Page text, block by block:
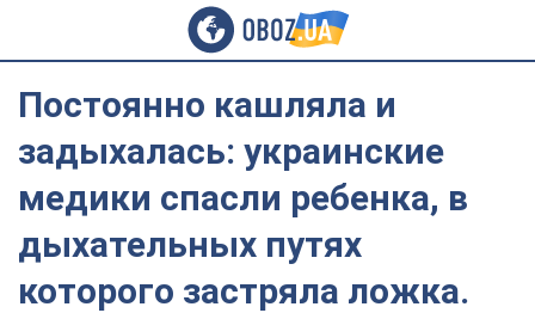
Постоянно кашляла и
задыхалась: украинские
медики спасли ребенка, в
дыхательных путях
которого застряла ложка.